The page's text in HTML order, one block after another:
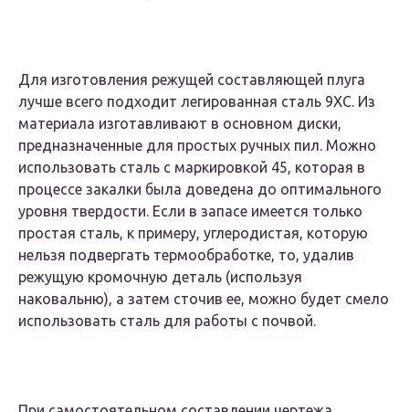
Для изготовления режущей составляющей плуга
лучше всего подходит легированная сталь 9XC. Из
материала изготавливают в основном диски,
предназначенные для простых ручных пил. Можно
использовать сталь с маркировкой 45, которая в
процессе закалки была доведена до оптимального
уровня твердости. Если в запасе имеется только
простая сталь, к примеру, углеродистая, которую
нельзя подвергать термообработке, то, удалив
режущую кромочную деталь (используя
наковальню), а затем сточив ее, можно будет смело
использовать сталь для работы с почвой.